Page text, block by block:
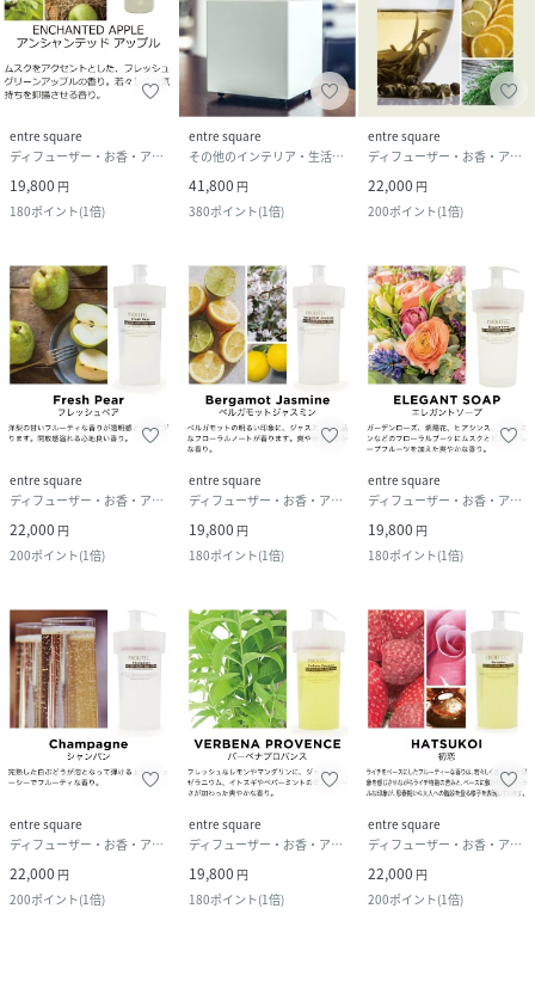
entre square
ディフューザー・お香・アロマオイル・キャンドル
19,800 円
180ポイント(1倍)
entre square
その他のインテリア・生活雑貨
41,800 円
380ポイント(1倍)
entre square
ディフューザー・お香・アロマオイル・キャンドル
22,000 円
200ポイント(1倍)
entre square
ディフューザー・お香・アロマオイル・キャンドル
22,000 円
200ポイント(1倍)
entre square
ディフューザー・お香・アロマオイル・キャンドル
19,800 円
180ポイント(1倍)
entre square
ディフューザー・お香・アロマオイル・キャンドル
19,800 円
180ポイント(1倍)
entre square
ディフューザー・お香・アロマオイル・キャンドル
22,000 円
200ポイント(1倍)
entre square
ディフューザー・お香・アロマオイル・キャンドル
19,800 円
180ポイント(1倍)
entre square
ディフューザー・お香・アロマオイル・キャンドル
22,000 円
200ポイント(1倍)